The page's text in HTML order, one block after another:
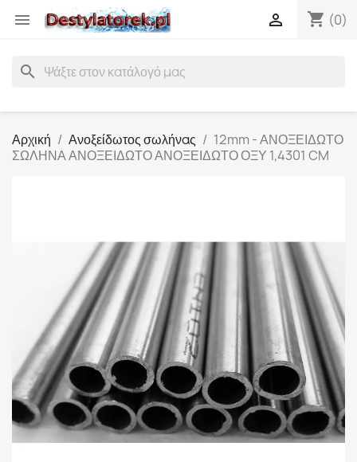
 shopping_cart (0)

search
Αρχική Ανοξείδωτος σωλήνας
12mm - ΑΝΟΞΕΙΔΩΤΟ
ΣΩΛΗΝΑ ΑΝΟΞΕΙΔΩΤΟ ΑΝΟΞΕΙΔΩΤΟ ΟΞΥ 1,4301 CM